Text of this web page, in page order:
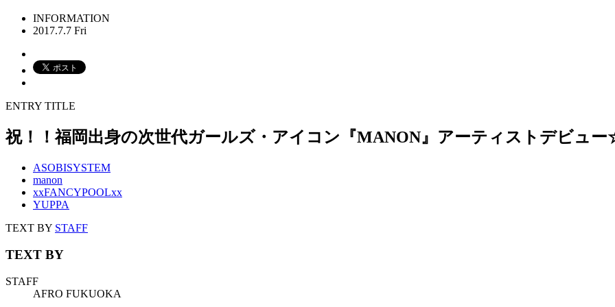
INFORMATION
2017.7.7 Fri
ENTRY TITLE
祝！！福岡出身の次世代ガールズ・アイコン『MANON』アーティストデビュ
ASOBISYSTEM
manon
xxFANCYPOOLxx
YUPPA
TEXT BY STAFF
TEXT BY
STAFF
AFRO FUKUOKA